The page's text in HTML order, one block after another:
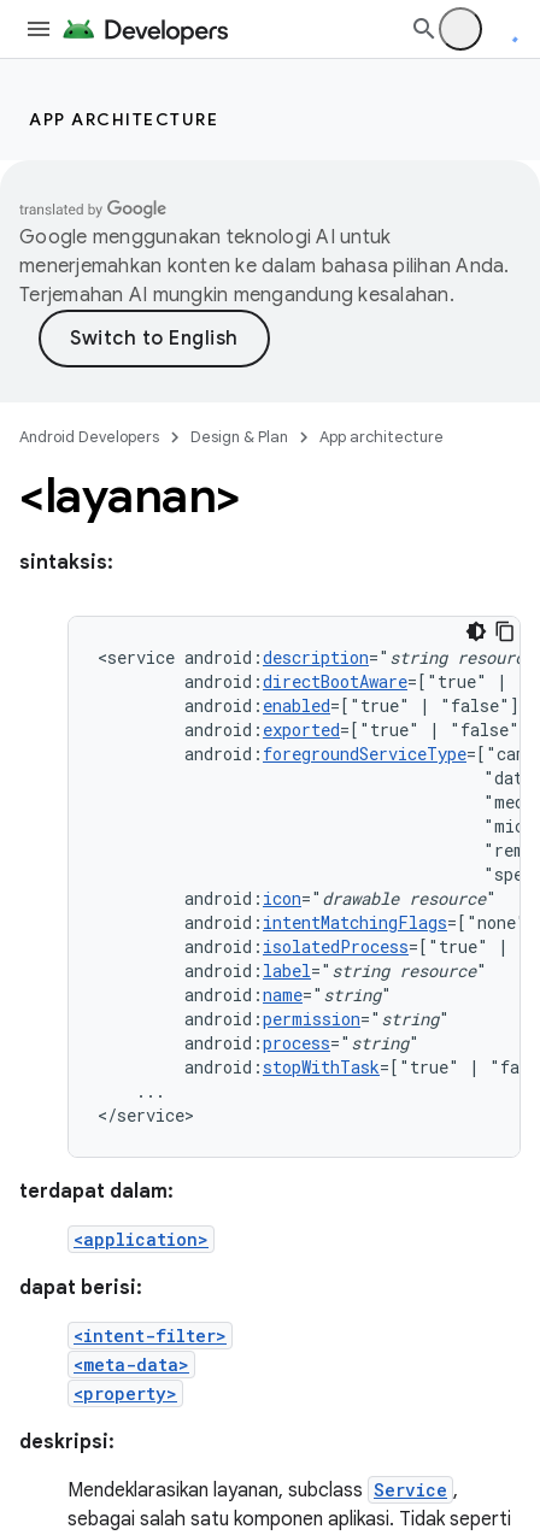
APP ARCHITECTURE
Google menggunakan teknologi AI untuk
menerjemahkan konten ke dalam bahasa pilihan Anda.
Terjemahan AI mungkin mengandung kesalahan.
Android Developers Design & Plan App architecture
<layanan>
sintaksis:
<service android:description=" string resource
android:directBootAware=["true"
|
android: enabled=["true" |
android: exported=["true" |
android: foregroundServiceType
android: icon=" drawable resource
android: intentMatchingFlags=["none"
android: isolatedProcess=["true"
|
android: label=" string resource
android:name=" string
android:permission=" string
android:process=" string
android:stopWithTask=["true"
|
...
</service>
terdapat dalam:
<application>
dapat berisi:
<intent-filter>
<meta-data>
<property>
deskripsi:
Mendeklarasikan layanan, subclass Service ,
sebagai salah satu komponen aplikasi. Tidak seperti